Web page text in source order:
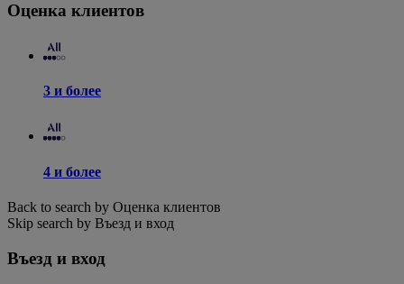
Оценка клиентов
3 и более
4 и более
Back to search by Оценка клиентов
Skip search by Въезд и вход
Въезд и вход